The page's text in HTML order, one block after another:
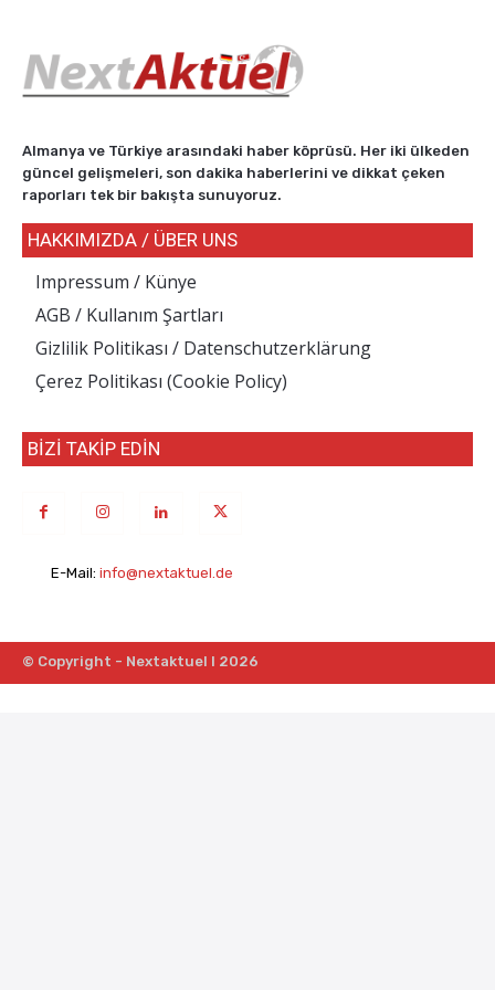
Almanya ve Türkiye arasındaki haber köprüsü. Her iki ülkeden
güncel gelişmeleri, son dakika haberlerini ve dikkat çeken
raporları tek bir bakışta sunuyoruz.
HAKKIMIZDA / ÜBER UNS
Impressum / Künye
AGB / Kullanım Şartları
Gizlilik Politikası / Datenschutzerklärung
Çerez Politikası (Cookie Policy)
BİZİ TAKİP EDİN
E-Mail: info@nextaktuel.de
© Copyright - Nextaktuel I 2026